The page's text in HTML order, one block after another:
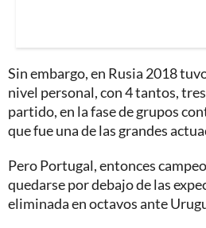
Sin embargo, en Rusia 2018
nivel personal, con 4 tantos,
partido, en la fase de grupos
que fue una de las grandes
Pero Portugal, entonces
quedarse por debajo de las
eliminada en octavos ante